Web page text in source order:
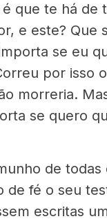
que te há de
e este? Que
se eu
por isso
morreria.
se quero
de todas
de fé o seu
escritas